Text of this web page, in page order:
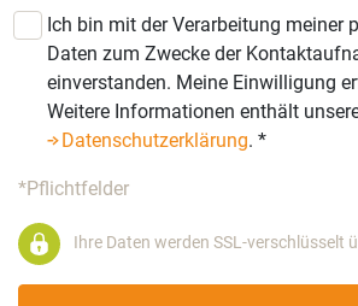
Ich bin mit der Verarbeitung meiner
Daten zum Zwecke der
einverstanden. Meine Einwilligung
Weitere Informationen enthält
Datenschutzerklärung. *
*Pflichtfelder
Ihre Daten werden SSL-verschlüsselt